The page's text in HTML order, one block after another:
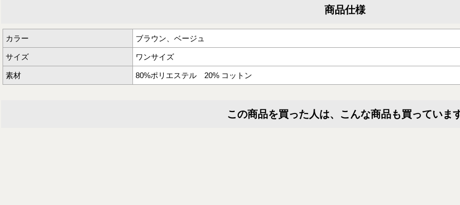
商品仕様
カラー ブラウン、ベージュ
サイズ ワンサイズ
素材 80%ポリエステル 20% コットン
この商品を買った人は、こんな商品も買っていま